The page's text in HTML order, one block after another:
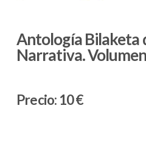
Antología Bilaketa
Narrativa.
Precio: 10 €